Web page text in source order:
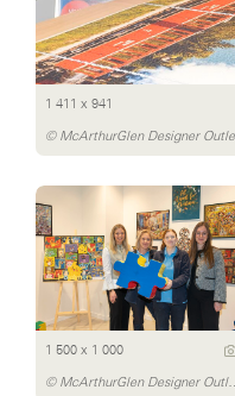
1 411 x 941
© McArthurGlen Designer
1 500 x 1 000
© McArthurGlen Designer Outlet Salzburg/Michael Preschl